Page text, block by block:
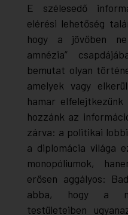
E szélesedő
elérési lehetőség
hogy a jövőben
amnézia”
bemutat olyan
amelyek vagy
hamar
hozzánk az
zárva: a politikai
a diplomácia világa
monopóliumok,
erősen aggályos:
abba, hogy a
testületeiben